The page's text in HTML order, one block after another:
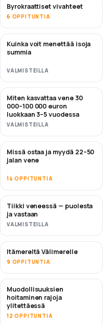
Byrokraattiset vivahteet
6 OPPITUNTIA
PIAN
Kuinka voit menettää isoja
summia
VALMISTEILLA
UUSI
Miten kasvattaa vene 30
000–100 000 euron
luokkaan 3–5 vuodessa
VALMISTEILLA
PIAN
Missä ostaa ja myydä 22–50
jalan vene
14 OPPITUNTIA
PIAN
Tiikki veneessä — puolesta
ja vastaan
VALMISTEILLA
PIAN
Itämereltä Välimerelle
9 OPPITUNTIA
Muodollisuuksien
hoitaminen rajoja
ylitettäessä
12 OPPITUNTIA